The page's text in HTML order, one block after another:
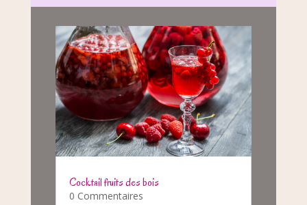
Cocktail fruits des bois
0 Commentaires